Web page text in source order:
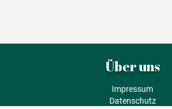
Über uns
Impressum
Datenschutz